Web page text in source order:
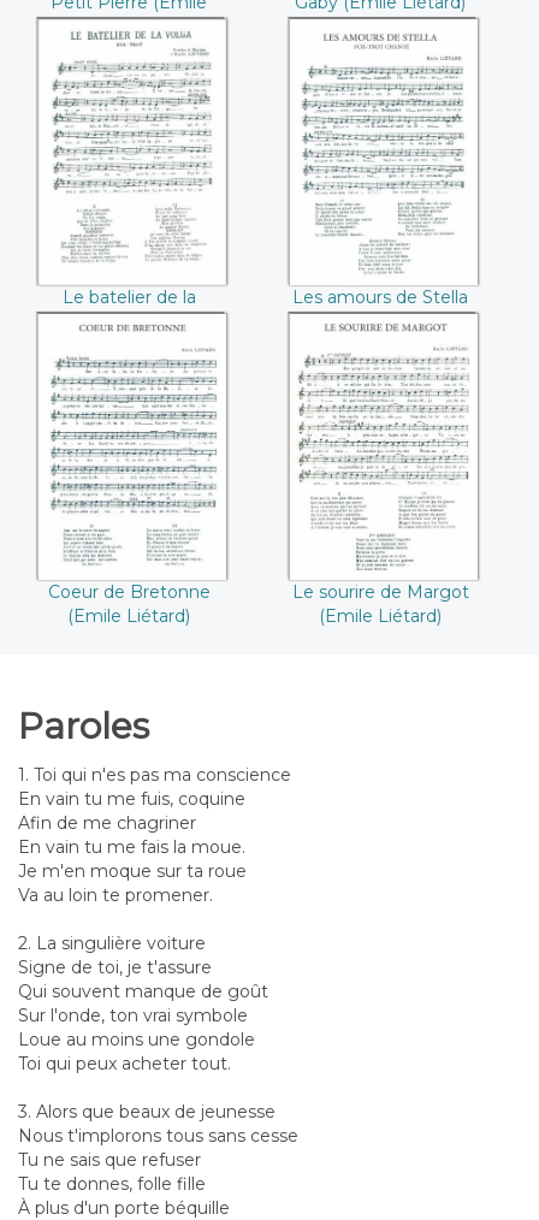
Liétard)
Le batelier de la
Volga (Emile
Liétard)
Le batelier de la
Volga (Emile Liétard)
Les amours de
Stella (Emile
Liétard)
Les amours de Stella
(Emile Liétard)
Coeur de
Bretonne (Emile
Liétard)
Coeur de Bretonne
(Emile Liétard)
Le sourire de
Margot (Emile
Liétard)
Le sourire de Margot
(Emile Liétard)
Paroles
1. Toi qui n'es pas ma conscience
En vain tu me fuis, coquine
Afin de me chagriner
En vain tu me fais la moue.
Je m'en moque sur ta roue
Va au loin te promener.
2. La singulière voiture
Signe de toi, je t'assure
Qui souvent manque de goût
Sur l'onde, ton vrai symbole
Loue au moins une gondole
Toi qui peux acheter tout.
3. Alors que beaux de jeunesse
Nous t'implorons tous sans cesse
Tu ne sais que refuser
Tu te donnes, folle fille
À plus d'un porte béquille